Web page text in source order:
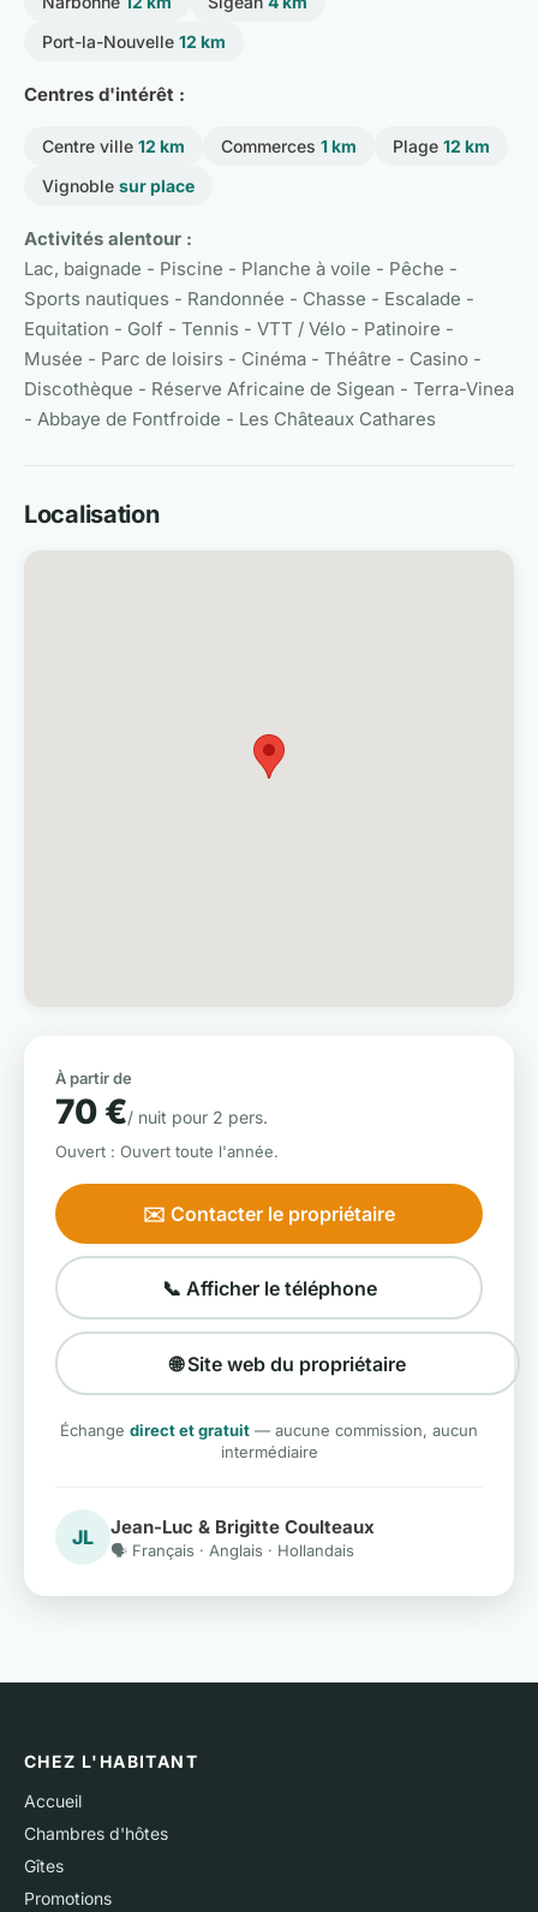
Port-la-Nouvelle 12 km
Centres d'intérêt :
Centre ville 12 km Commerces 1 km Plage 12 km
Vignoble sur place
Activités alentour :
Lac, baignade - Piscine - Planche à voile - Pêche -
Sports nautiques - Randonnée - Chasse - Escalade -
Equitation - Golf - Tennis - VTT / Vélo - Patinoire -
Musée - Parc de loisirs - Cinéma - Théâtre - Casino -
Discothèque - Réserve Africaine de Sigean - Terra-Vinea
- Abbaye de Fontfroide - Les Châteaux Cathares
Localisation
À partir de
70 €/ nuit pour 2 pers.
Ouvert : Ouvert toute l'année.
✉️ Contacter le propriétaire
📞 Afficher le téléphone
🌐 Site web du propriétaire
Échange direct et gratuit — aucune commission, aucun
intermédiaire
JL Jean-Luc & Brigitte Coulteaux
🗣️ Français · Anglais · Hollandais
CHEZ L'HABITANT
Accueil
Chambres d'hôtes
Gîtes
Promotions